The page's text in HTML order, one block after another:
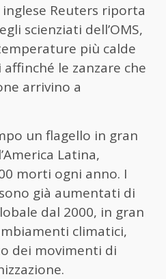
inglese Reuters riporta
scienziati dell’OMS,
più calde
le zanzare che
arrivino a
un flagello in gran
Latina,
morti ogni anno. I
già aumentati di
dal 2000, in gran
climatici,
dei movimenti di